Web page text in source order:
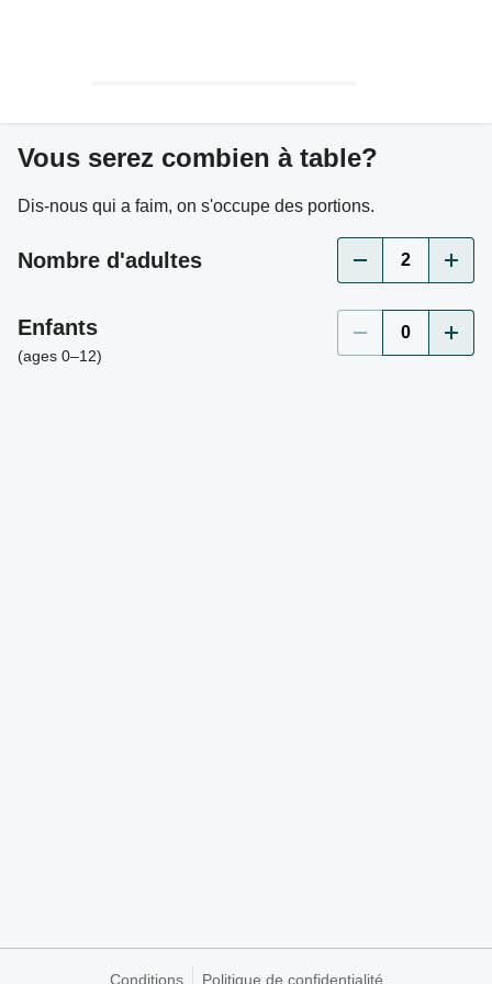
Vous serez combien à table?
Dis-nous qui a faim, on s'occupe des portions.
Nombre d'adultes 2
Enfants
(ages 0–12)
0
Conditions Politique de confidentialité